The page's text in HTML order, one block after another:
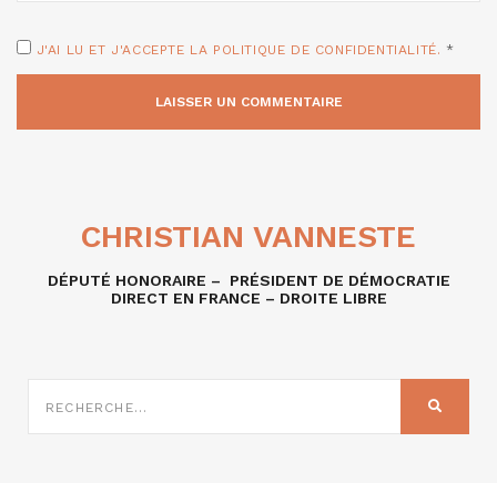
J'AI LU ET J'ACCEPTE LA POLITIQUE DE CONFIDENTIALITÉ. *
CHRISTIAN VANNESTE
DÉPUTÉ HONORAIRE – PRÉSIDENT DE DÉMOCRATIE
DIRECT EN FRANCE – DROITE LIBRE
RECHERCHE
SUR